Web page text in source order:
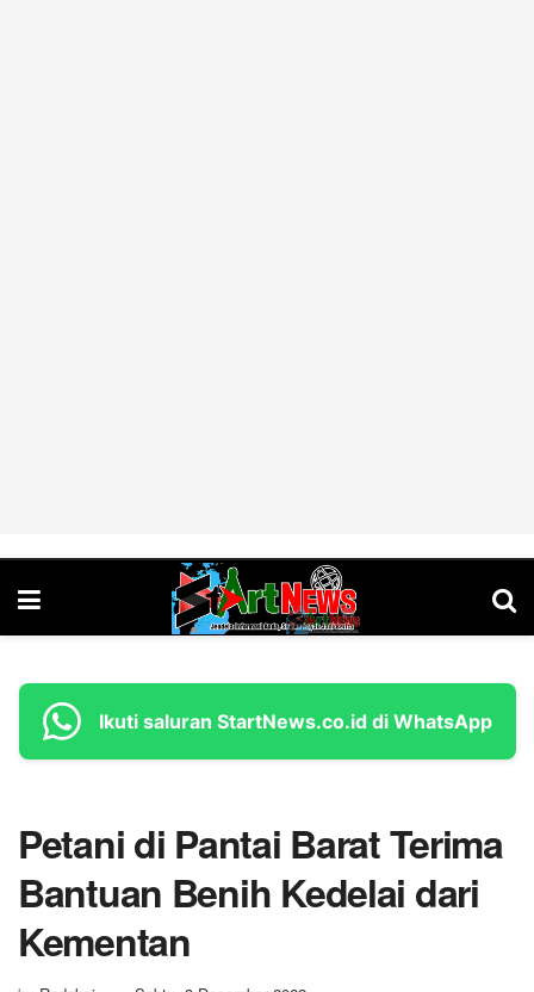
Ikuti saluran StartNews.co.id di WhatsApp
Petani di Pantai Barat Terima
Bantuan Benih Kedelai dari
Kementan